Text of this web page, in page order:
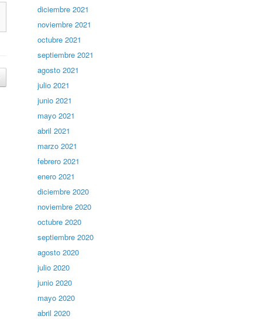
diciembre 2021
noviembre 2021
octubre 2021
septiembre 2021
agosto 2021
julio 2021
junio 2021
mayo 2021
abril 2021
marzo 2021
febrero 2021
enero 2021
diciembre 2020
noviembre 2020
octubre 2020
septiembre 2020
agosto 2020
julio 2020
junio 2020
mayo 2020
abril 2020